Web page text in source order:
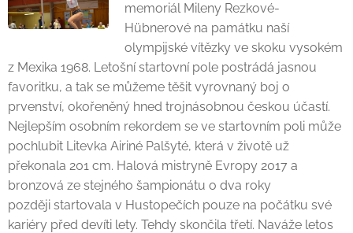
memoriál Mileny Rezkové-
Hübnerové na památku naší
olympijské vítězky ve skoku vysokém
z Mexika 1968. Letošní startovní pole postrádá jasnou
favoritku, a tak se můžeme těšit vyrovnaný boj o
prvenství, okořeněný hned trojnásobnou českou účastí.
Nejlepším osobním rekordem se ve startovním poli může
pochlubit Litevka Airiné Palšyté, která v životě už
překonala 201 cm. Halová mistryně Evropy 2017 a
bronzová ze stejného šampionátu o dva roky
později startovala v Hustopečích pouze na počátku své
kariéry před devíti lety. Tehdy skončila třetí. Naváže letos